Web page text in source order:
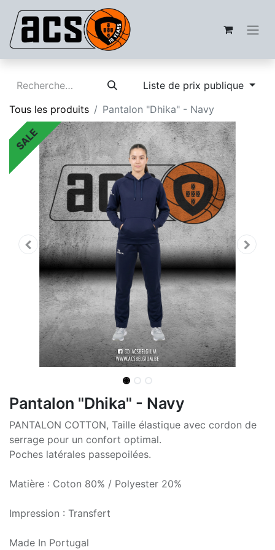
Liste de prix publique
Tous les produits
Pantalon "Dhika" - Navy
SALE
Pantalon "Dhika" - Navy
PANTALON COTTON, Taille élastique avec cordon de
serrage pour un confort optimal.
Poches latérales passepoilées.
Matière : Coton 80% / Polyester 20%
Impression : Transfert
Made In Portugal